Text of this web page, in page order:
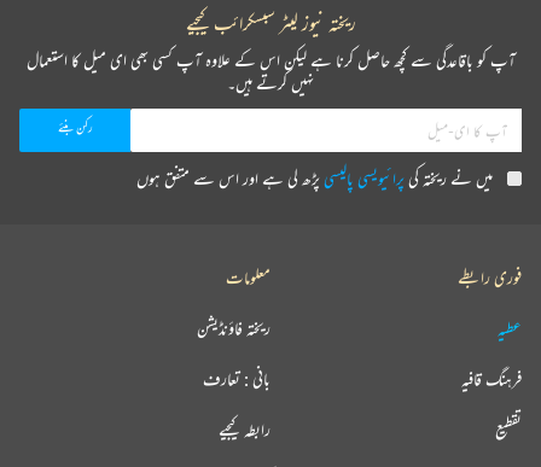
ریختہ نیوز لیٹر سبسکرائب کیجیے
آپ کو باقاعدگی سے کچھ حاصل کرنا ہے لیکن اس کے علاوہ آپ کسی بھی ای میل کا استعمال
نہیں کرتے ہیں۔
میں نے ریختہ کیپرائیویسی پالیسیپڑھ لی ہے اور اس سے متفق ہوں
فوری رابطے
عطیہ
فرہنگ قافیہ
تقطیع
معلومات
ریختہ فاؤنڈیشن
بانی : تعارف
رابطہ کیجیے